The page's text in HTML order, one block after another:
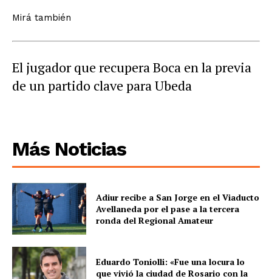
Mirá también
El jugador que recupera Boca en la previa
de un partido clave para Ubeda
Más Noticias
Adiur recibe a San Jorge en el Viaducto
Avellaneda por el pase a la tercera
ronda del Regional Amateur
Eduardo Toniolli: «Fue una locura lo
que vivió la ciudad de Rosario con la